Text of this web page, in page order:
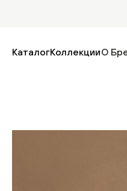
КаталогКоллекцииО